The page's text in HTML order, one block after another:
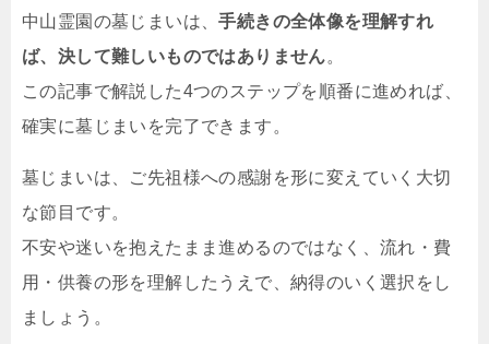
中山霊園の墓じまいは、手続きの全体像を理解すれ
ば、決して難しいものではありません。
この記事で解説した4つのステップを順番に進めれば、
確実に墓じまいを完了できます。
墓じまいは、ご先祖様への感謝を形に変えていく大切
な節目です。
不安や迷いを抱えたまま進めるのではなく、流れ・費
用・供養の形を理解したうえで、納得のいく選択をし
ましょう。